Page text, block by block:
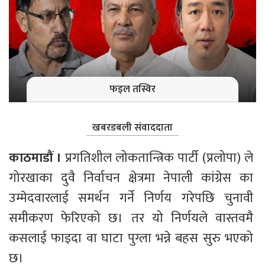
फइल तस्विर
खबरडबली संवाददाता
काठमाडौं । प्रगतिशील लोकतान्त्रिक पार्टी (प्रलोपा) ले
गोरखाका दुवै निर्वाचन क्षेत्रमा नेपाली कांग्रेस का
उम्मेदवारलाई समर्थन गर्ने निर्णय गरेपछि चुनावी
समीकरण फेरिएको छ। तर यो निर्णयले वास्तवमै
कसलाई फाइदा वा घाटा पुग्ला भन्ने बहस सुरु भएको
छ।